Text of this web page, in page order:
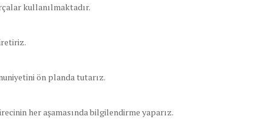
kullanılmaktadır.
ön planda tutarız.
her aşamasında bilgilendirme yaparız.